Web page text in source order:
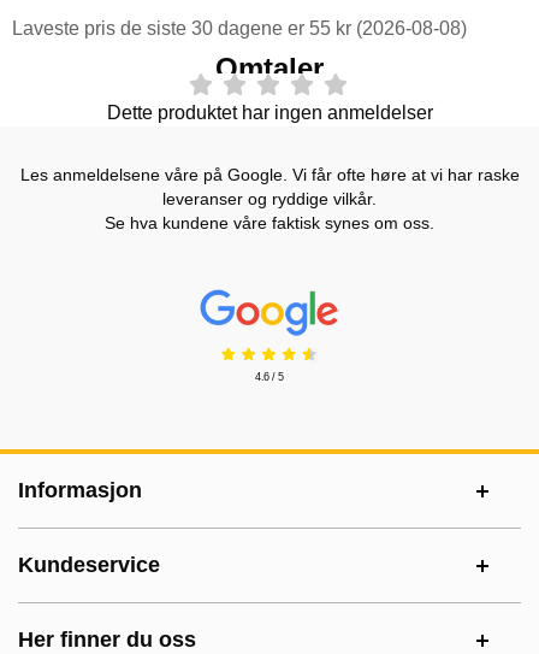
Laveste pris de siste 30 dagene er 55 kr (2026-08-08)
Omtaler
Dette produktet har ingen anmeldelser
Les anmeldelsene våre på Google. Vi får ofte høre at vi har raske
leveranser og ryddige vilkår.
Se hva kundene våre faktisk synes om oss.
Prisjakt Vurdering: 4.6 Stjerne
4.6 / 5
Informasjon
Kundeservice
Her finner du oss